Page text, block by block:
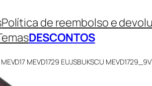
Política de reembolso e
DESCONTOS
MEVD1729 EUJSBUKSCU